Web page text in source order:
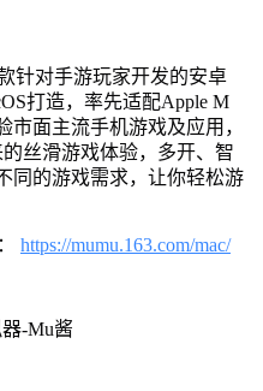
针对手游玩家开发的安卓
打造，率先适配Apple M
市面主流手机游戏及应用，
丝滑游戏体验，多开、智
同的游戏需求，让你轻松游
https://mumu.163.com/mac/
-Mu酱